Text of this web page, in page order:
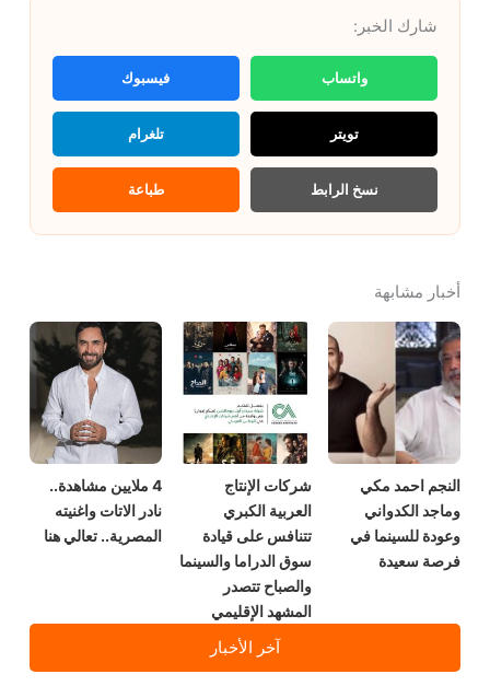
شارك الخبر:
واتساب فيسبوك
تويتر تلغرام
نسخ الرابط طباعة
أخبار مشابهة
النجم احمد مكي
وماجد الكدواني
وعودة للسينما في
فرصة سعيدة
شركات الإنتاج
العربية الكبري
تتنافس على قيادة
سوق الدراما والسينما
والصباح تتصدر
المشهد الإقليمي
4 ملايين مشاهدة..
نادر الاتات واغنيته
المصرية.. تعالي هنا
آخر الأخبار